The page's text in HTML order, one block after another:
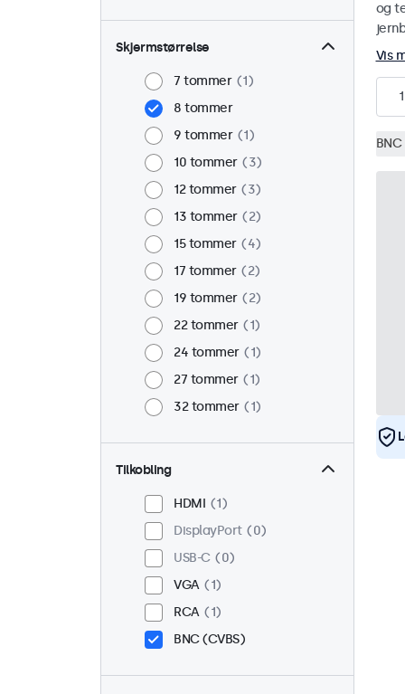
Skjermstørrelse
7 tommer
1
8 tommer
9 tommer
1
10 tommer
3
12 tommer
3
13 tommer
2
15 tommer
4
17 tommer
2
19 tommer
2
22 tommer
1
24 tommer
1
27 tommer
1
32 tommer
1
Tilkobling
HDMI
1
DisplayPort
0
USB-C
0
VGA
1
RCA
1
BNC (CVBS)
og
Vis
1